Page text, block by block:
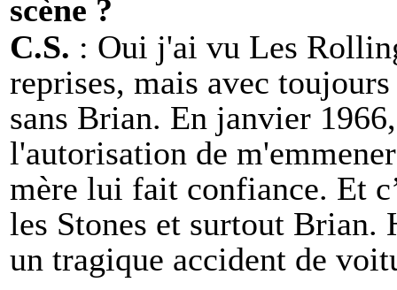
scène ?
C.S. : Oui j'ai vu Les
reprises, mais avec
sans Brian. En janvier
l'autorisation de
mère lui fait confiance. Et
les Stones et surtout Brian.
un tragique accident de